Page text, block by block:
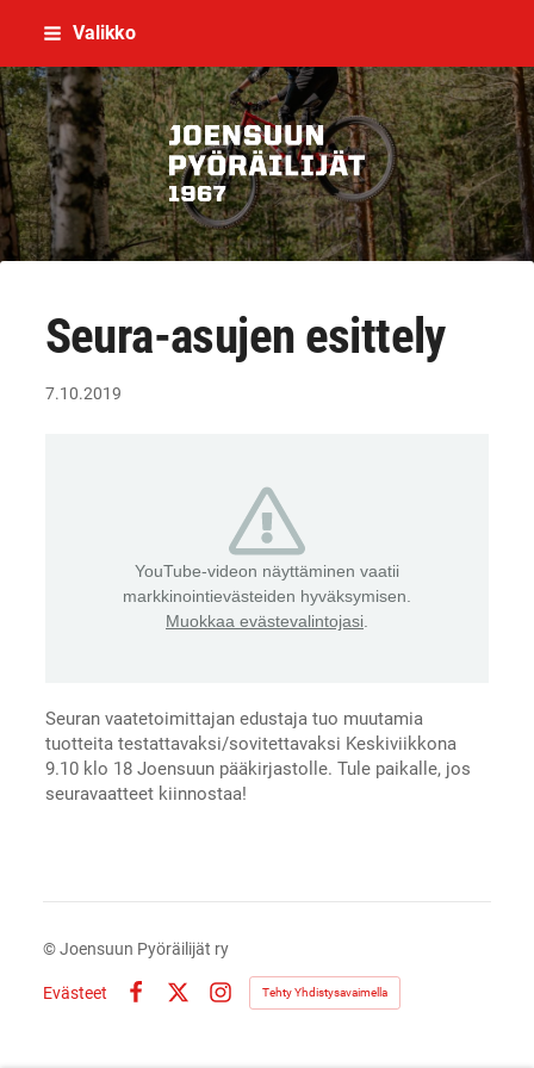
Siirry
sisältöön
Valikko
Joensuun Pyöräilijät ry
Seura-asujen esittely
7.10.2019
YouTube-videon näyttäminen vaatii
markkinointievästeiden hyväksymisen.
Muokkaa evästevalintojasi
Seuran vaatetoimittajan edustaja tuo muutamia
tuotteita testattavaksi/sovitettavaksi Keskiviikkona
9.10 klo 18 Joensuun pääkirjastolle. Tule paikalle, jos
seuravaatteet kiinnostaa!
©Joensuun Pyöräilijät ry
Evästeet
Instagram
Tehty Yhdistysavaimella